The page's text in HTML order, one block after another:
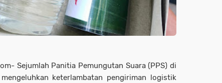
Sejumlah Panitia Pemungutan Suara (PPS) di
keterlambatan pengiriman logistik